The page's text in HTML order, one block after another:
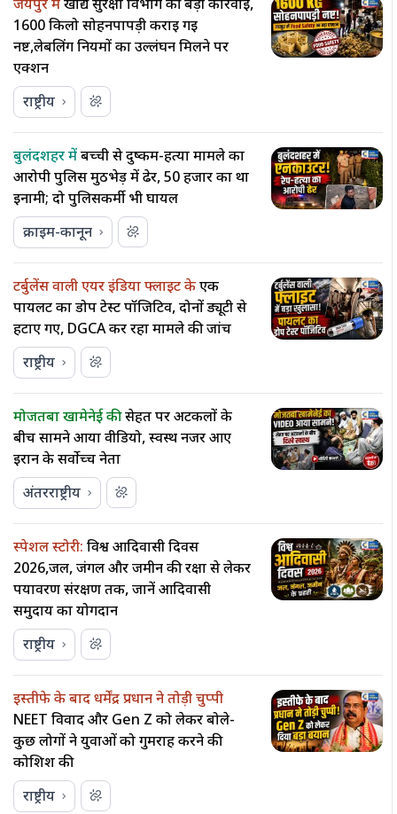
जयपुर मेंखाद्य सुरक्षा विभाग की बड़ी कार्रवाई,
1600 किलो सोहनपापड़ी कराई गई
नष्ट,लेबलिंग नियमों का उल्लंघन मिलने पर
एक्शन
राष्ट्रीय
बुलंदशहर मेंबच्ची से दुष्कर्म-हत्या मामले का
आरोपी पुलिस मुठभेड़ में ढेर, 50 हजार का था
इनामी; दो पुलिसकर्मी भी घायल
क्राइम-कानून
टर्बुलेंस वाली एयर इंडिया फ्लाइट केएक
पायलट का डोप टेस्ट पॉजिटिव, दोनों ड्यूटी से
हटाए गए, DGCA कर रहा मामले की जांच
राष्ट्रीय
मोजतबा खामेनेई कीसेहत पर अटकलों के
बीच सामने आया वीडियो, स्वस्थ नजर आए
ईरान के सर्वोच्च नेता
अंतरराष्ट्रीय
स्पेशल स्टोरी: विश्व आदिवासी दिवस
2026,जल, जंगल और जमीन की रक्षा से लेकर
पर्यावरण संरक्षण तक, जानें आदिवासी
समुदाय का योगदान
राष्ट्रीय
इस्तीफे के बाद धर्मेंद्र प्रधान ने तोड़ी चुप्पी
NEET विवाद और Gen Z को लेकर बोले-
कुछ लोगों ने युवाओं को गुमराह करने की
कोशिश की
राष्ट्रीय